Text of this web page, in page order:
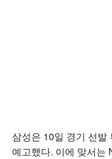
삼성은 10일 경기 선발
예고했다. 이에 맞서는